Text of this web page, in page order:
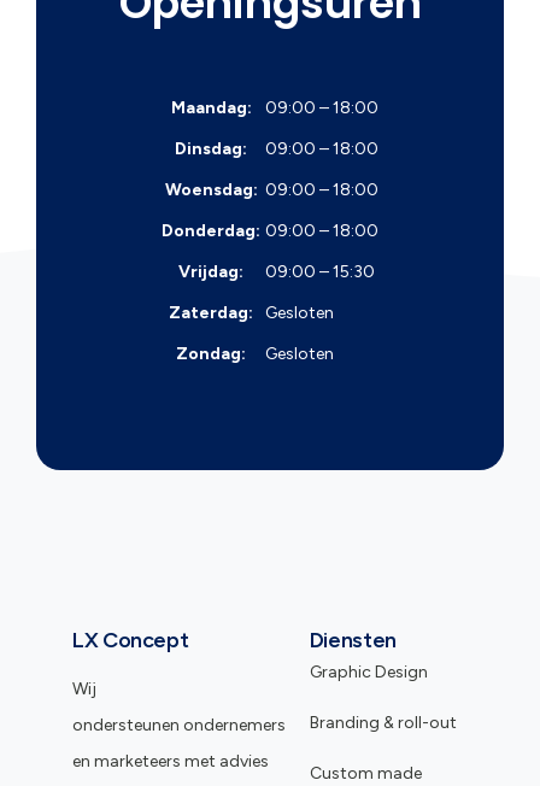
Maandag:
09:00 – 18:00
Dinsdag:
09:00 – 18:00
Woensdag: 09:00 – 18:00
Donderdag: 09:00 – 18:00
Vrijdag:
09:00 – 15:30
Zaterdag:
Gesloten
Zondag:
Gesloten
LX Concept
Wij
ondersteunen ondernemers
en marketeers met advies
Diensten
Graphic Design
Branding & roll-out
Custom made